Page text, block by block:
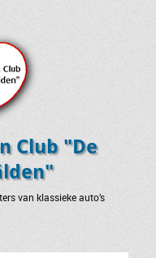
Club "De
van klassieke auto’s